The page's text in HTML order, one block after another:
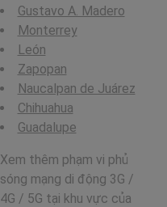
Gustavo A. Madero
Monterrey
León
Zapopan
Naucalpan de Juárez
Chihuahua
Guadalupe
Xem thêm phạm vi phủ
sóng mạng di động 3G /
4G / 5G tại khu vực của